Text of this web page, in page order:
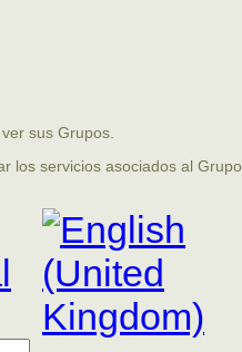
sus Grupos.
los servicios asociados al Grupo